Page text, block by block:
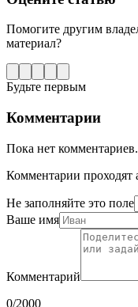
Помогите другим
материал?
Будьте первым
Комментарии
Пока нет
Комментарии проходят
Не заполняйте это поле
Ваше имя
Комментарий
0/2000